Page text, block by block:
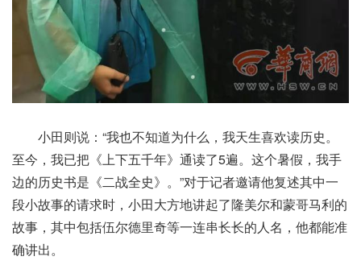
小田则说：“我也不知道为什么，我天生喜欢读历史。
至今，我已把《上下五千年》通读了5遍。这个暑假，我手
边的历史书是《二战全史》。”对于记者邀请他复述其中一
段小故事的请求时，小田大方地讲起了隆美尔和蒙哥马利的
故事，其中包括伍尔德里奇等一连串长长的人名，他都能准
确讲出。